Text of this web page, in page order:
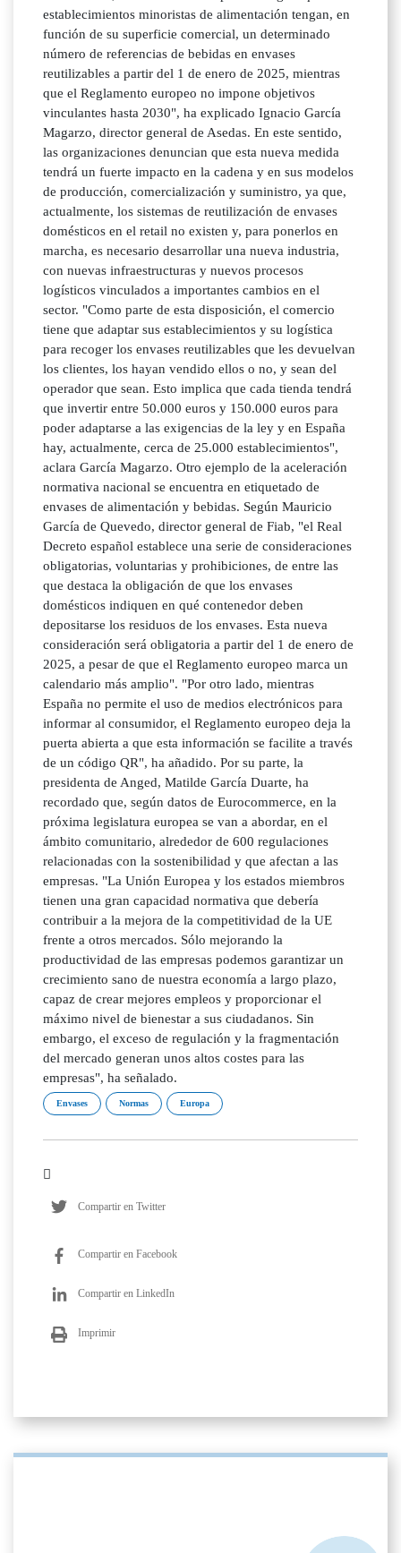
establecimientos minoristas de alimentación tengan, en
función de su superficie comercial, un determinado
número de referencias de bebidas en envases
reutilizables a partir del 1 de enero de 2025, mientras
que el Reglamento europeo no impone objetivos
vinculantes hasta 2030", ha explicado Ignacio García
Magarzo, director general de Asedas. En este sentido,
las organizaciones denuncian que esta nueva medida
tendrá un fuerte impacto en la cadena y en sus modelos
de producción, comercialización y suministro, ya que,
actualmente, los sistemas de reutilización de envases
domésticos en el retail no existen y, para ponerlos en
marcha, es necesario desarrollar una nueva industria,
con nuevas infraestructuras y nuevos procesos
logísticos vinculados a importantes cambios en el
sector. "Como parte de esta disposición, el comercio
tiene que adaptar sus establecimientos y su logística
para recoger los envases reutilizables que les devuelvan
los clientes, los hayan vendido ellos o no, y sean del
operador que sean. Esto implica que cada tienda tendrá
que invertir entre 50.000 euros y 150.000 euros para
poder adaptarse a las exigencias de la ley y en España
hay, actualmente, cerca de 25.000 establecimientos",
aclara García Magarzo. Otro ejemplo de la aceleración
normativa nacional se encuentra en etiquetado de
envases de alimentación y bebidas. Según Mauricio
García de Quevedo, director general de Fiab, "el Real
Decreto español establece una serie de consideraciones
obligatorias, voluntarias y prohibiciones, de entre las
que destaca la obligación de que los envases
domésticos indiquen en qué contenedor deben
depositarse los residuos de los envases. Esta nueva
consideración será obligatoria a partir del 1 de enero de
2025, a pesar de que el Reglamento europeo marca un
calendario más amplio". "Por otro lado, mientras
España no permite el uso de medios electrónicos para
informar al consumidor, el Reglamento europeo deja la
puerta abierta a que esta información se facilite a través
de un código QR", ha añadido. Por su parte, la
presidenta de Anged, Matilde García Duarte, ha
recordado que, según datos de Eurocommerce, en la
próxima legislatura europea se van a abordar, en el
ámbito comunitario, alrededor de 600 regulaciones
relacionadas con la sostenibilidad y que afectan a las
empresas. "La Unión Europea y los estados miembros
tienen una gran capacidad normativa que debería
contribuir a la mejora de la competitividad de la UE
frente a otros mercados. Sólo mejorando la
productividad de las empresas podemos garantizar un
crecimiento sano de nuestra economía a largo plazo,
capaz de crear mejores empleos y proporcionar el
máximo nivel de bienestar a sus ciudadanos. Sin
embargo, el exceso de regulación y la fragmentación
del mercado generan unos altos costes para las
empresas", ha señalado.
Envases Normas Europa
Compartir en Twitter
Compartir en Facebook
Compartir en LinkedIn
Imprimir